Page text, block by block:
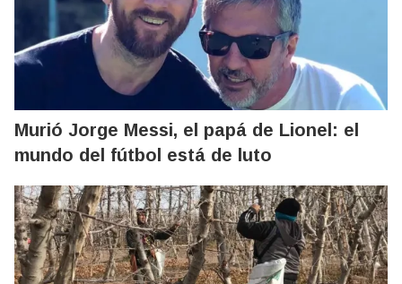
Murió Jorge Messi, el papá de Lionel: el
mundo del fútbol está de luto